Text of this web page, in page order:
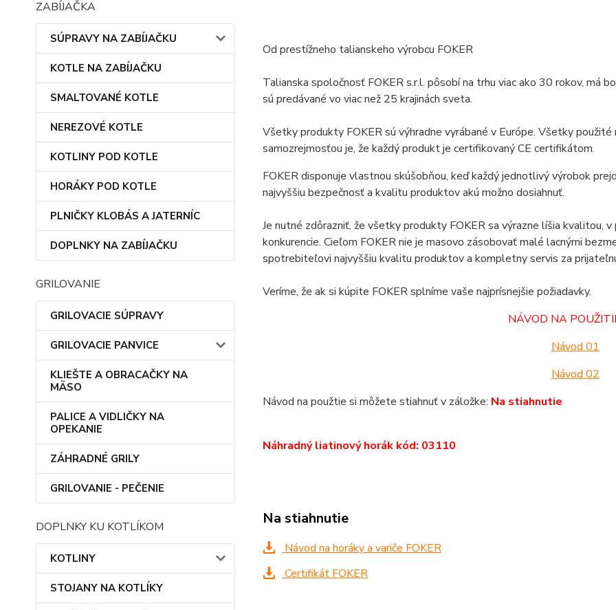
ZABÍJAČKA
SÚPRAVY NA ZABÍJAČKU
KOTLE NA ZABÍJAČKU
SMALTOVANÉ KOTLE
NEREZOVÉ KOTLE
KOTLINY POD KOTLE
HORÁKY POD KOTLE
PLNIČKY KLOBÁS A JATERNÍC
DOPLNKY NA ZABÍJAČKU
GRILOVANIE
GRILOVACIE SÚPRAVY
GRILOVACIE PANVICE
KLIEŠTE A OBRACAČKY NA
MÄSO
PALICE A VIDLIČKY NA
OPEKANIE
ZÁHRADNÉ GRILY
GRILOVANIE - PEČENIE
DOPLNKY KU KOTLÍKOM
KOTLINY
STOJANY NA KOTLÍKY
Od prestížneho talianskeho výrobcu FOKER
Talianska spoločnosť FOKER s.r.l. pôsobí na trhu viac ako 30 rokov, má
sú predávané vo viac než 25 krajinách sveta.
Všetky produkty FOKER sú výhradne vyrábané v Európe. Všetky
samozrejmosťou je, že každý produkt je certifikovaný CE certifikátom.
FOKER disponuje vlastnou skúšobňou, keď každý jednotlivý výrobok
najvyššiu bezpečnosť a kvalitu produktov akú možno dosiahnuť.
Je nutné zdôrazniť, že všetky produkty FOKER sa výrazne líšia kvalitou,
konkurencie. Cieľom FOKER nie je masovo zásobovať malé lacnými
spotrebiteľovi najvyššiu kvalitu produktov a kompletny servis za
Veríme, že ak si kúpite FOKER splníme vaše najprísnejšie požiadavky.
NÁVOD NA
Návod 01
Návod 02
Návod na použtie si môžete stiahnuť v záložke: Na stiahnutie
Náhradný liatinový horák kód: 03110
Na stiahnutie
Návod na horáky a variče FOKER
Certifikát FOKER